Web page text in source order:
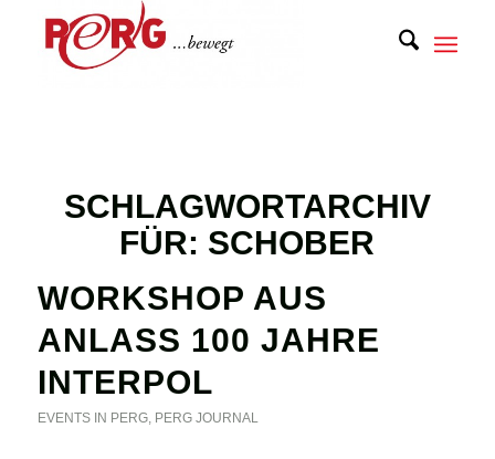
SCHLAGWORTARCHIV
FÜR: SCHOBER
WORKSHOP AUS
ANLASS 100 JAHRE
INTERPOL
EVENTS IN PERG, PERG JOURNAL